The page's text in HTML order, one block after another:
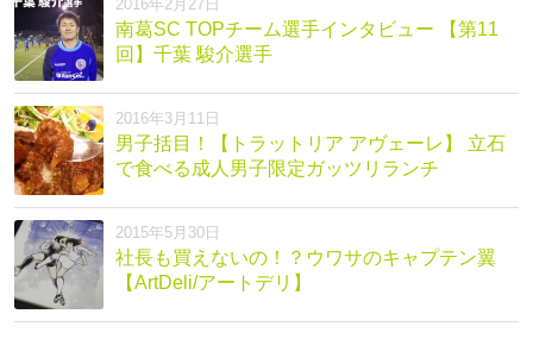
2016年2月27日
南葛SC TOPチーム選手インタビュー 【第11
回】千葉 駿介選手
2016年3月11日
男子括目！【トラットリア アヴェーレ】 立石
で食べる成人男子限定ガッツリランチ
2015年5月30日
社長も買えないの！？ウワサのキャプテン翼
【ArtDeli/アートデリ】